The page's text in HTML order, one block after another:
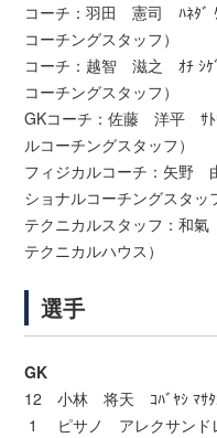
コーチ：羽田 憲司 ﾊﾈﾀﾞ
コーチングスタッフ）
コーチ：越智 滋之 ｵﾁ ｼｹ
コーチングスタッフ）
GKコーチ：佐藤 洋平 ｻﾄ
ルコーチングスタッフ）
フィジカルコーチ：矢野
ショナルコーチングスタッ
テクニカルスタッフ：和
テクニカルハウス）
選手
GK
12 小林 将天 ｺﾊﾞﾔｼ ﾏｻﾀｶ
1 ピサノ アレクサンド